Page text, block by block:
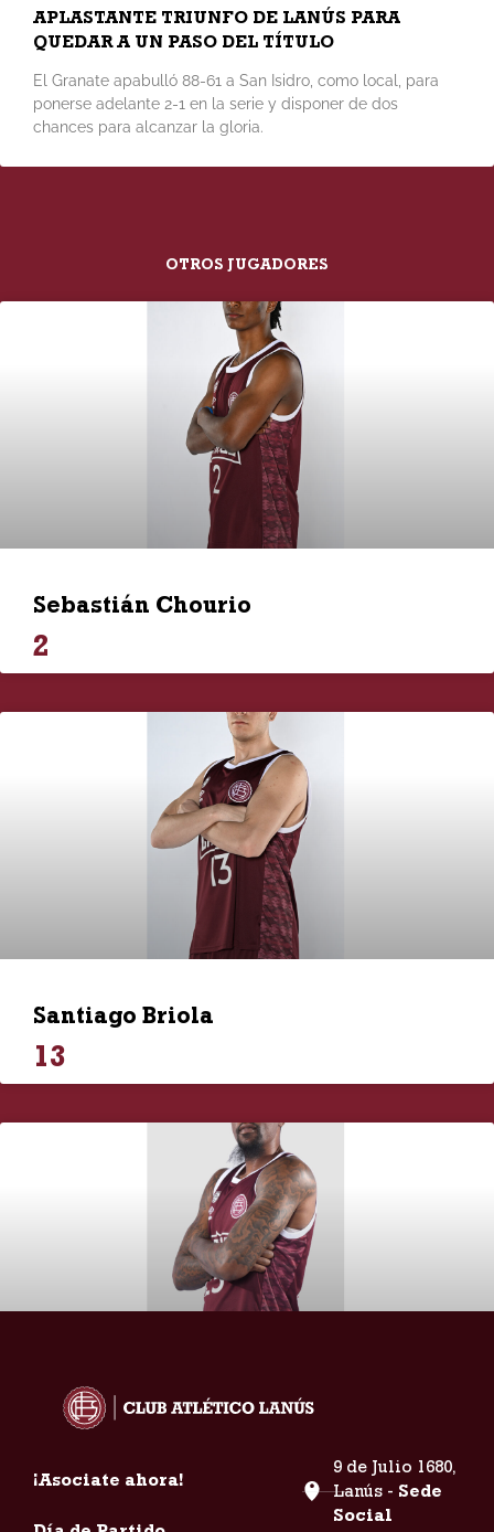
APLASTANTE TRIUNFO DE LANÚS PARA
QUEDAR A UN PASO DEL TÍTULO
El Granate apabulló 88-61 a San Isidro, como local, para
ponerse adelante 2-1 en la serie y disponer de dos
chances para alcanzar la gloria.
OTROS JUGADORES
Sebastián Chourio
2
Santiago Briola
13
Roquez Jemel Johnson
25
¡Asociate ahora!
9 de Julio 1680,
Lanús - Sede
Social